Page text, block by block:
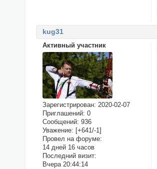
kug31
Активный участник
Зарегистрирован: 2020-02-07
Приглашений: 0
Сообщений: 936
Уважение: [+641/-1]
Провел на форуме:
14 дней 16 часов
Последний визит:
Вчера 20:44:14